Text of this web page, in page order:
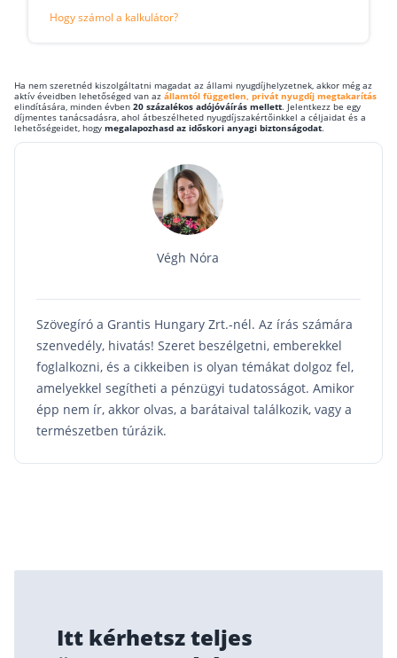
Hogy számol a kalkulátor?
Ha nem szeretnéd kiszolgáltatni magadat az állami nyugdíjhelyzetnek, akkor még az
aktív éveidben lehetőséged van az államtól független, privát nyugdíj megtakarítás
elindítására, minden évben 20 százalékos adójóváírás mellett. Jelentkezz be egy
díjmentes tanácsadásra, ahol átbeszélheted nyugdíjszakértőinkkel a céljaidat és a
lehetőségeidet, hogy megalapozhasd az időskori anyagi biztonságodat.
Végh Nóra
Szövegíró a Grantis Hungary Zrt.-nél. Az írás számára
szenvedély, hivatás! Szeret beszélgetni, emberekkel
foglalkozni, és a cikkeiben is olyan témákat dolgoz fel,
amelyekkel segítheti a pénzügyi tudatosságot. Amikor
épp nem ír, akkor olvas, a barátaival találkozik, vagy a
természetben túrázik.
Itt kérhetsz teljes